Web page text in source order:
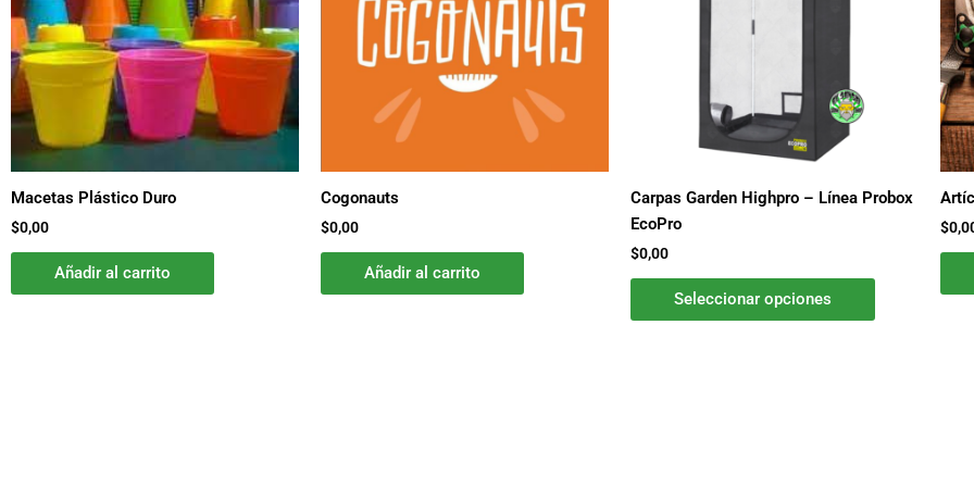
Macetas Plástico Duro
$0,00
Añadir al carrito
Cogonauts
$0,00
Añadir al carrito
Carpas Garden Highpro – Línea Probox
EcoPro
$0,00
Seleccionar opciones
opciones
página
producto
$